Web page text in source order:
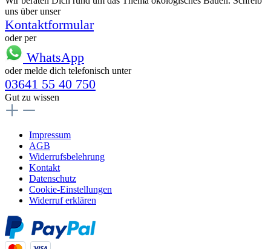
uns über unser
Kontaktformular
oder per
WhatsApp
oder melde dich telefonisch unter
03641 55 40 750
Gut zu wissen
Impressum
AGB
Widerrufsbelehrung
Kontakt
Datenschutz
Cookie-Einstellungen
Widerruf erklären